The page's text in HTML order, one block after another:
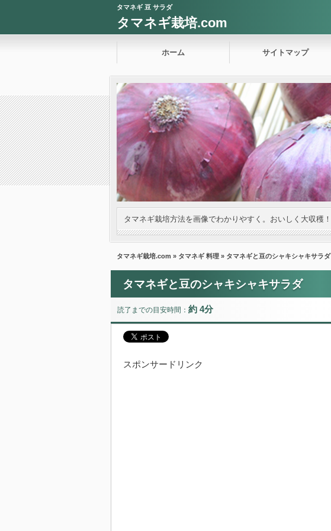
タマネギ 豆 サラダ
タマネギ栽培.com
ホーム サイトマップ
タマネギ栽培方法を画像でわかりやすく。おいしく大収穫！
タマネギ栽培.com » タマネギ 料理 » タマネギと豆のシャキシャキサラダ
タマネギと豆のシャキシャキサラダ
読了までの目安時間： 約 4分
スポンサードリンク